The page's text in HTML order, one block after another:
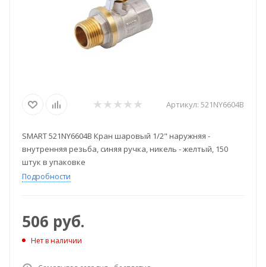
Артикул: 521NY6604B
SMART 521NY6604B Кран шаровый 1/2" наружняя -
внутренняя резьба, синяя ручка, никель - желтый, 150
штук в упаковке
Подробности
506 руб.
Нет в наличии